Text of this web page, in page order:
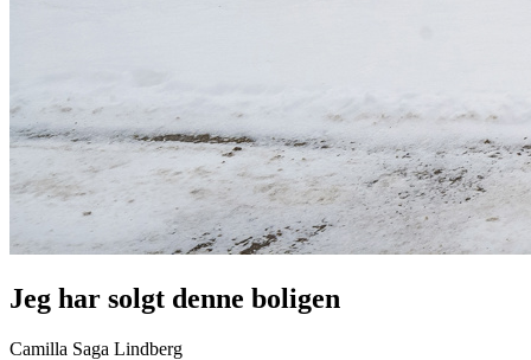
Jeg har solgt denne boligen
Camilla Saga Lindberg